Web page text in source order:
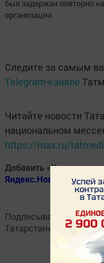
был задержан повторно
организации.
Следите за самым
Telegram-канале
Читайте новости
национальном
https://max.ru/
Добавить «Хезмэт
Яндекс.Новости
Подписывайтесь на
Татарстан»